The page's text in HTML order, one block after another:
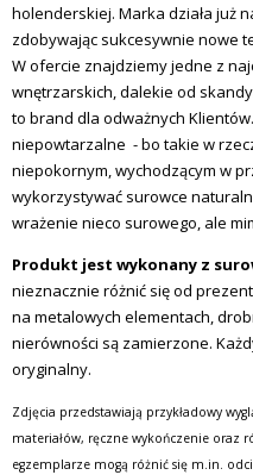
holenderskiej. Marka działa już
zdobywając sukcesywnie nowe
W ofercie znajdziemy jedne z
wnętrzarskich, dalekie od
to brand dla odważnych
niepowtarzalne - bo takie w
niepokornym, wychodzącym w
wykorzystywać surowce
wrażenie nieco surowego, ale
Produkt jest wykonany z
nieznacznie różnić się od
na metalowych elementach,
nierówności są zamierzone.
oryginalny.
Zdjęcia przedstawiają przykładowy
materiałów, ręczne wykończenie oraz
egzemplarze mogą różnić się m.in.